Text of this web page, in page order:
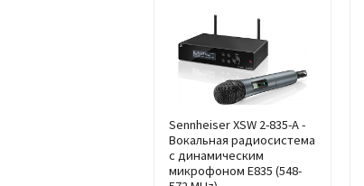
Sennheiser XSW 2-835-A -
Вокальная радиосистема
с динамическим
микрофоном E835 (548-